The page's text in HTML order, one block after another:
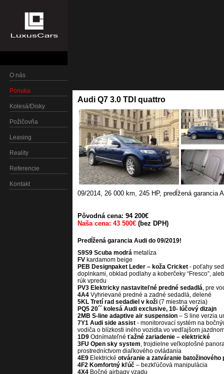
O nás
Ponuka
Kolesá/Disky
Požičovňa
Leasing
Reality
Referencie
Kontakt
Audi Q7 3.0 TDI quattro
09/2014, 26 000 km, 245 HP, predĺžená garancia
Pôvodná cena: 94 200€
Naša cena: 43 500€ (bez DPH)
Predĺžená garancia Audi do 09/2019!
S9S9 Scuba modrá metalíza
FV kardamom beige
PEB Designpaket Leder – koža Cricket - poťahy
doplnkami, obklad podlahy a koberčeky “Fresco”,
rúk vpredu
PV3 Elektricky nastaviteľné predné sedadlá, pre
4A4 Vyhrievané predné a zadné sedadlá, delené
5KL Tretí rad sedadiel v koži (7 miestna verzia)
PQ5 20´´ kolesá Audi exclusive, 10- lúčový dizajn
2MB S-line adaptive air suspension – S line verzia
7Y1 Audi side assist - monitorovací systém na
vodiča o blízkosti iného vozidla vo vedľajšom
1D9 Odnímateľné ťažné zariadenie – elektrické
3FU Open sky system, trojdielne veľkoplošné
prostredníctvom diaľkového ovládania
4E9 Elektrické otváranie a zatváranie batožinového
4F2 Komfortný kľúč – bezkľúčová manipulácia
4X4 Bočné airbagy vzadu